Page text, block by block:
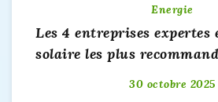
Energie
Les 4 entreprises expertes
solaire les plus
30 octobre 2025